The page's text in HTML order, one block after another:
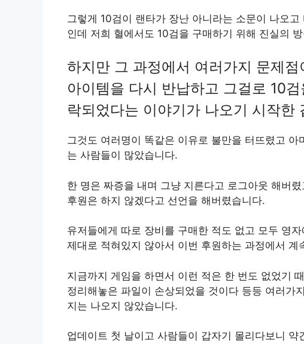
그렇게 10검이 랜타가 장난 아니라는 소문이 나오
인데 저희 혈에서도 10검을 구매하기 위해 진실의
하지만 그 과정에서 여러가지 문제
아이템을 다시 반납하고 그걸로 10
락되었다는 이야기가 나오기 시작한
그것도 여러명이 똑같은 이유로 불만을 터뜨렸고
는 사람들이 많았습니다.
한 명은 짜증을 내며 그냥 지른다고 로그아웃 해버
후원은 하지 않겠다고 선언을 해버렸습니다.
유저들에게 따로 장비를 구매한 적도 없고 모두 영
제대로 적혀있지 않아서 이번 후원하는 과정에서 계
지금까지 게임을 하면서 이런 적은 한 번도 없었기
정리해놓은 파일이 손상되었을 것이다 등등 여러가
지는 나오지 않았습니다.
업데이트 첫 날이고 사람들이 갑자기 몰리다보니